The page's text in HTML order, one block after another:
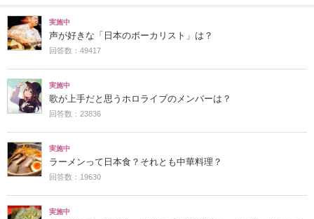
実施中
声が好きな「日本のボーカリスト」は？
回答数：49417
実施中
歌が上手だと思うホロライブのメンバーは？
回答数：23836
実施中
ラーメンって日本食？それとも中華料理？
回答数：19630
実施中